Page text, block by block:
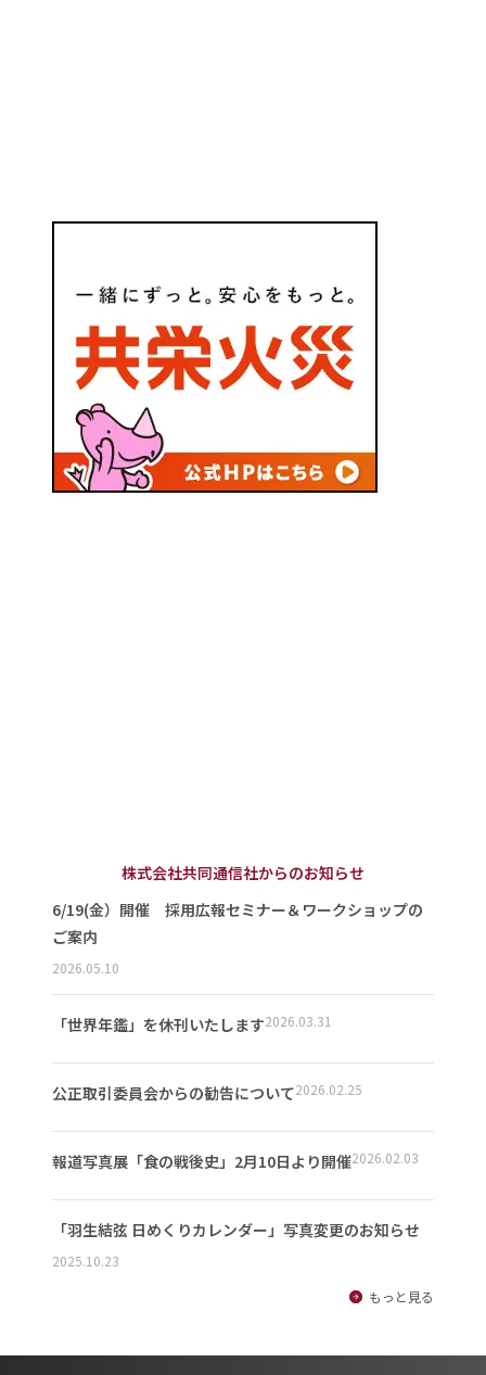
株式会社共同通信社からのお知らせ
6/19(金）開催 採用広報セミナー＆ワークショップの
ご案内
2026.05.10
「世界年鑑」を休刊いたします2026.03.31
公正取引委員会からの勧告について2026.02.25
報道写真展「食の戦後史」2月10日より開催2026.02.03
「羽生結弦 日めくりカレンダー」写真変更のお知らせ
2025.10.23
もっと見る